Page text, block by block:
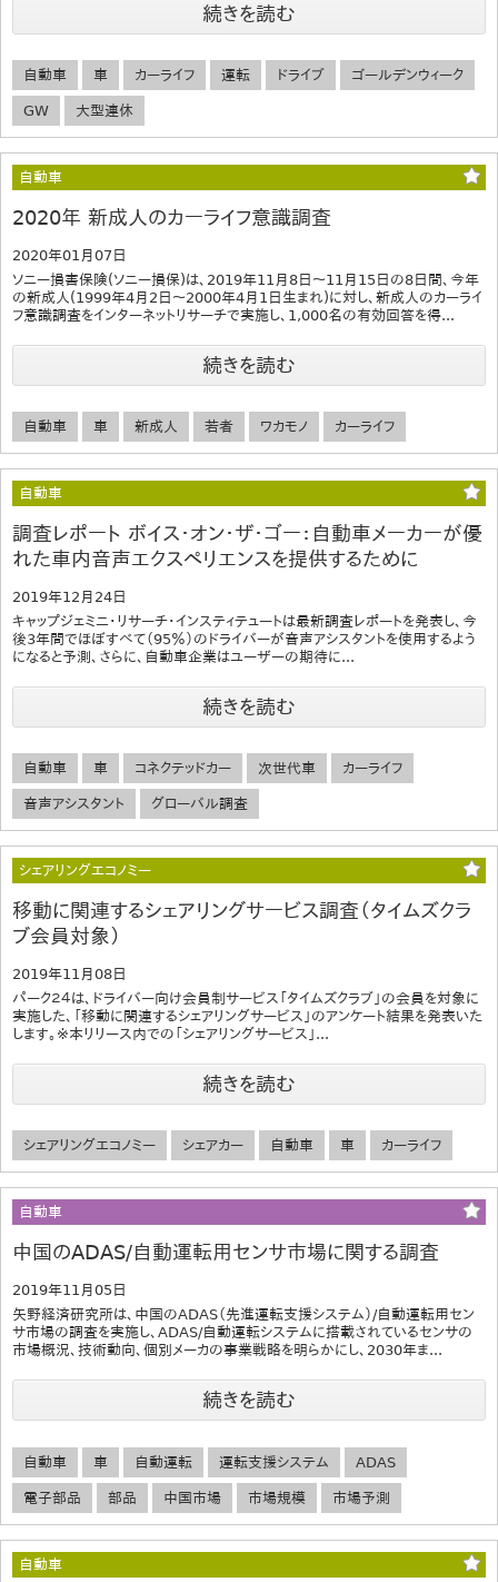
続きを読む
自動車 車 カーライフ 運転 ドライブ ゴールデンウィーク
GW 大型連休
自動車
2020年 新成人のカーライフ意識調査
2020年01月07日
ソニー損害保険(ソニー損保)は、2019年11月8日〜11月15日の8日間、今年
の新成人(1999年4月2日〜2000年4月1日生まれ)に対し、新成人のカーライ
フ意識調査をインターネットリサーチで実施し、1,000名の有効回答を得...
続きを読む
自動車 車 新成人 若者 ワカモノ カーライフ
自動車
調査レポート ボイス・オン・ザ・ゴー：自動車メーカーが優
れた車内音声エクスペリエンスを提供するために
2019年12月24日
キャップジェミニ・リサーチ・インスティテュートは最新調査レポートを発表し、今
後3年間でほぼすべて（95％）のドライバーが音声アシスタントを使用するよう
になると予測、さらに、自動車企業はユーザーの期待に...
続きを読む
自動車 車 コネクテッドカー 次世代車 カーライフ
音声アシスタント グローバル調査
シェアリングエコノミー
移動に関連するシェアリングサービス調査（タイムズクラ
ブ会員対象）
2019年11月08日
パーク２４は、ドライバー向け会員制サービス「タイムズクラブ」の会員を対象に
実施した、「移動に関連するシェアリングサービス」のアンケート結果を発表いた
します。※本リリース内での「シェアリングサービス」...
続きを読む
シェアリングエコノミー シェアカー 自動車 車 カーライフ
自動車
中国のADAS/自動運転用センサ市場に関する調査
2019年11月05日
矢野経済研究所は、中国のADAS（先進運転支援システム）/自動運転用セン
サ市場の調査を実施し、ADAS/自動運転システムに搭載されているセンサの
市場概況、技術動向、個別メーカの事業戦略を明らかにし、2030年ま...
続きを読む
自動車 車 自動運転 運転支援システム ADAS
電子部品 部品 中国市場 市場規模 市場予測
自動車